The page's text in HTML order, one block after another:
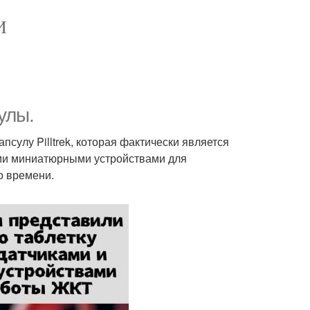
Pilltrek, которая фактически является
миниатюрными устройствами для
времени.